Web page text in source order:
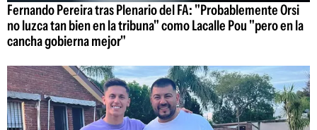
Fernando Pereira tras Plenario del FA: "Probablemente Orsi
no luzca tan bien en la tribuna" como Lacalle Pou "pero en la
cancha gobierna mejor"